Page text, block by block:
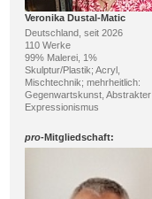
Veronika Dustal-Matic
Deutschland, seit 2026
110 Werke
99% Malerei, 1%
Skulptur/Plastik; Acryl,
Mischtechnik; mehrheitlich:
Gegenwartskunst, Abstrakter
Expressionismus
pro-Mitgliedschaft: